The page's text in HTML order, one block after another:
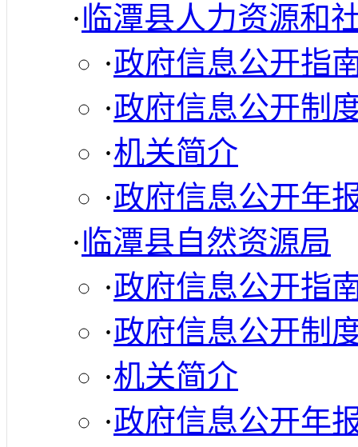
·临潭县人力资源和
·政府信息公开指
·政府信息公开制
·机关简介
·政府信息公开年
·临潭县自然资源局
·政府信息公开指
·政府信息公开制
·机关简介
·政府信息公开年